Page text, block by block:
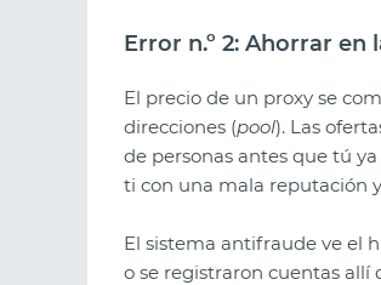
Error n.º 2: Ahorrar en
El precio de un proxy se
direcciones (pool). Las
de personas antes que tú
ti con una mala reputación
El sistema antifraude ve el
o se registraron cuentas allí